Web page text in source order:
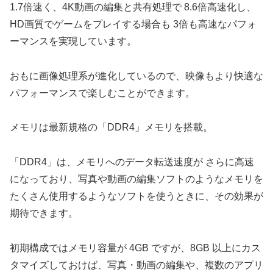
1.7倍速く、4K動画の編集と共有処理で 8.6倍高速化し、
HD画質でゲームをプレイする場合も 3倍も高速なパフォ
ーマンスを実現しています。
おもに画像処理系が進化しているので、映像もより快適な
パフォーマンスで楽しむことができます。
メモリは最新規格の「DDR4」メモリを搭載。
「DDR4」は、メモリへのデータ転送速度が さらに高速
になっており、写真や動画の編集ソフトのようなメモリを
たくさん使用するようなソフトを使うときに、その効果が
期待できます。
初期構成ではメモリ容量が 4GB ですが、8GB 以上にカス
タマイズしておけば、写真・動画の編集や、複数のアプリ